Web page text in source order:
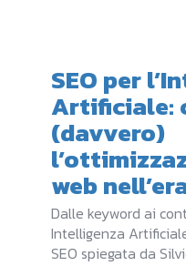
SEO per
Artificiale:
(davvero)
web
Dalle keyword ai
Intelligenza
SEO spiegata da